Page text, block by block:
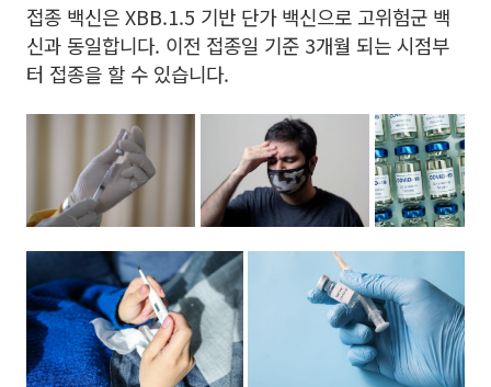
접종 백신은 XBB.1.5 기반 단가 백신으로 고위험군 백
신과 동일합니다. 이전 접종일 기준 3개월 되는 시점부
터 접종을 할 수 있습니다.